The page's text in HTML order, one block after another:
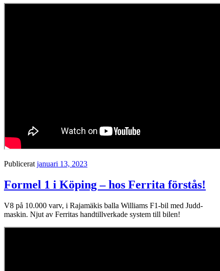
Publicerat januari 13, 2023
Formel 1 i Köping – hos Ferrita förstås!
V8 på 10.000 varv, i Rajamäkis balla Williams F1-bil med Judd-
maskin. Njut av Ferritas handtillverkade system till bilen!